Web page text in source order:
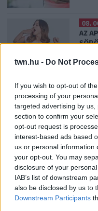
twn.hu - Do Not
If you wish to opt-out of
processing of your
targeted advertising by
section to confirm your
opt-out request is
interest-based ads based
us or personal information
your opt-out. You may
disclosure of your
IAB’s list of downstream
also be disclosed by us to
Downstream Participants
08.
AZ
08.
A
08. 04.
NEM ECETTEL
EZZEL LESZ ÚJRA
A legjobb trükk
08. 03.
HA MINDIG EZT
RENDKÍVÜL MAGAS
Te szoktad?